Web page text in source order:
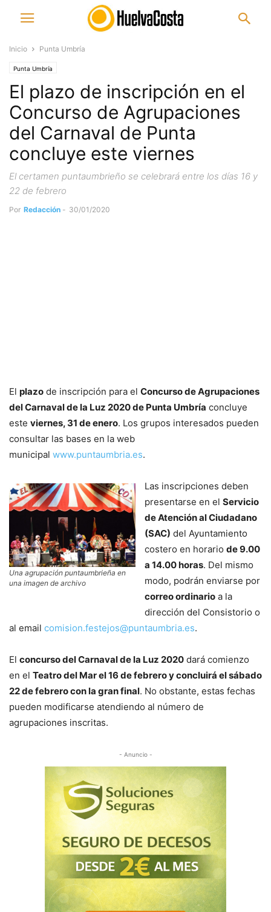
Inicio Punta Umbría
Punta Umbría
El plazo de inscripción en el
Concurso de Agrupaciones
del Carnaval de Punta
concluye este viernes
El certamen puntaumbrieño se celebrará entre los días 16 y
22 de febrero
Por Redacción - 30/01/2020
El plazo de inscripción para el Concurso de Agrupaciones
del Carnaval de la Luz 2020 de Punta Umbría concluye
este viernes, 31 de enero. Los grupos interesados pueden
consultar las bases en la web
municipal www.puntaumbria.es.
Una agrupación puntaumbrieña en
una imagen de archivo
Las inscripciones deben
presentarse en el Servicio
de Atención al Ciudadano
(SAC) del Ayuntamiento
costero en horario de 9.00
a 14.00 horas. Del mismo
modo, podrán enviarse por
correo ordinario a la
dirección del Consistorio o
al email comision.festejos@puntaumbria.es.
El concurso del Carnaval de la Luz 2020 dará comienzo
en el Teatro del Mar el 16 de febrero y concluirá el sábado
22 de febrero con la gran final. No obstante, estas fechas
pueden modificarse atendiendo al número de
agrupaciones inscritas.
- Anuncio -